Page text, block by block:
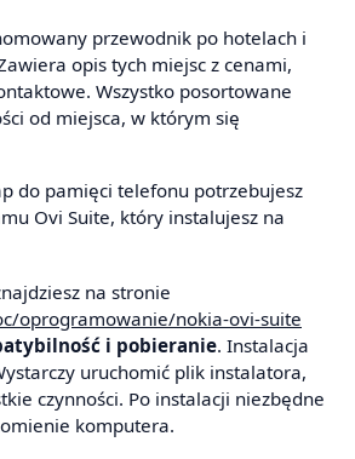
przewodnik po hotelach i
opis tych miejsc z cenami,
Wszystko posortowane
od miejsca, w którym się
do pamięci telefonu potrzebujesz
Ovi Suite, który instalujesz na
na stronie
oprogramowanie/nokia-ovi-suite
i pobieranie. Instalacja
uruchomić plik instalatora,
czynności. Po instalacji niezbędne
komputera.